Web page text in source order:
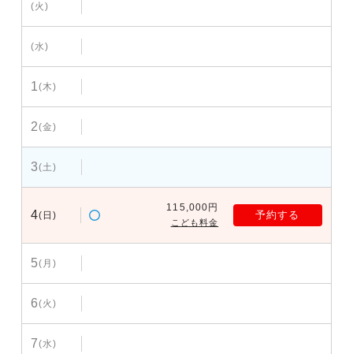
(火)
(水)
1(木)
2(金)
3(土)
4(日)
115,000円
こども料金
予約する
5(月)
6(火)
7(水)